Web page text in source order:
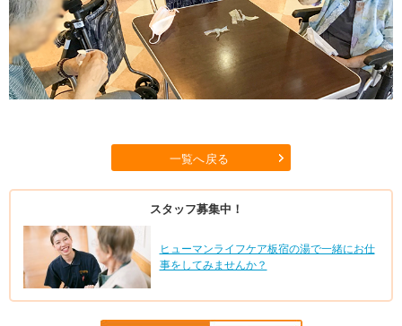
一覧へ戻る
スタッフ募集中！
ヒューマンライフケア板宿の湯で一緒にお仕
事をしてみませんか？